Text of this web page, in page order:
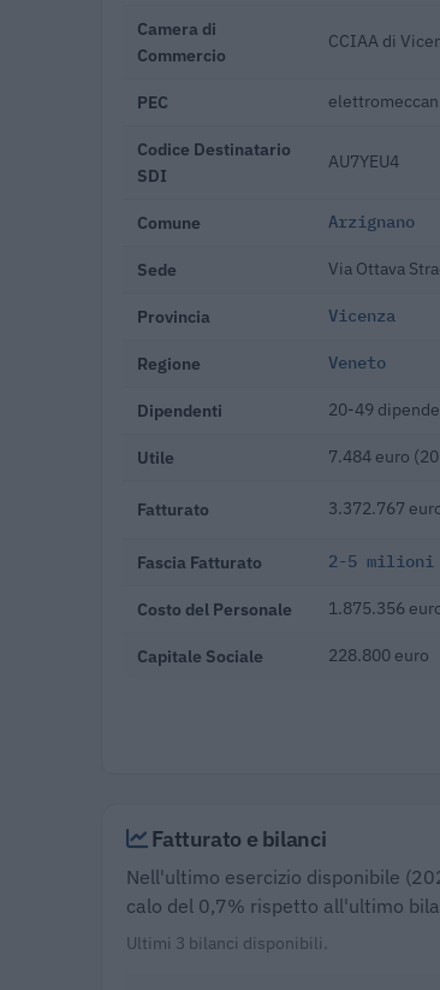
Camera di
Commercio
CCIAA di
PEC
Codice Destinatario
SDI
AU7YEU4
Comune Arzignano
Sede Via Ottava
Provincia Vicenza
Regione Veneto
Dipendenti 20-49
Utile 7.484 euro
Fatturato 3.372.767
Fascia Fatturato 2-5 milioni
Costo del Personale 1.875.356
Capitale Sociale 228.800 euro
Fatturato e bilanci
Nell'ultimo esercizio disponibile
calo del 0,7% rispetto all'ultimo
Ultimi 3 bilanci disponibili.